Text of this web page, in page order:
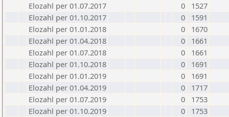
Elozahl per 01.07.2017
0
1527
Elozahl per 01.10.2017
0
1591
Elozahl per 01.01.2018
0
1670
Elozahl per 01.04.2018
0
1661
Elozahl per 01.07.2018
0
1661
Elozahl per 01.10.2018
0
1691
Elozahl per 01.01.2019
0
1691
Elozahl per 01.04.2019
0
1717
Elozahl per 01.07.2019
0
1753
Elozahl per 01.10.2019
0
1753